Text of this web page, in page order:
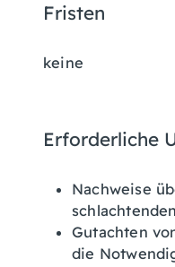
Fristen
keine
Erforderliche
Nachweise
Gutachten
die